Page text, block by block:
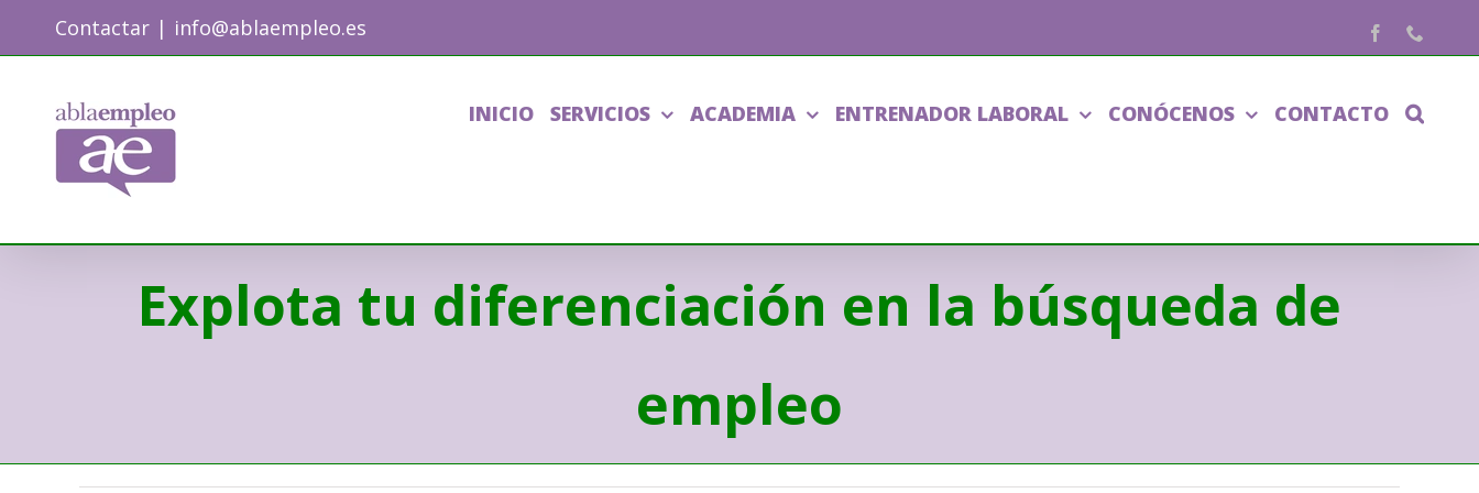
Contactar | info@ablaempleo.es Facebook
INICIO SERVICIOS ACADEMIA ENTRENADOR LABORAL CONÓCENOS CONTACTO
Explota tu diferenciación en la búsqueda de
empleo